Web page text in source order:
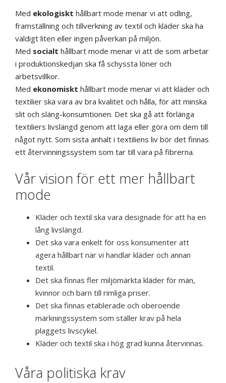
Med ekologiskt hållbart mode menar vi att odling,
framställning och tillverkning av textil och kläder ska ha
väldigt liten eller ingen påverkan på miljön.
Med socialt hållbart mode menar vi att de som arbetar
i produktionskedjan ska få schyssta löner och
arbetsvillkor.
Med ekonomiskt hållbart mode menar vi att kläder och
textilier ska vara av bra kvalitet och hålla, för att minska
slit och släng-konsumtionen. Det ska gå att förlänga
textiliers livslängd genom att laga eller göra om dem till
något nytt. Som sista anhalt i textiliens liv bör det finnas
ett återvinningssystem som tar till vara på fibrerna.
Vår vision för ett mer hållbart
mode
Kläder och textil ska vara designade för att ha en
lång livslängd.
Det ska vara enkelt för oss konsumenter att
agera hållbart när vi handlar kläder och annan
textil.
Det ska finnas fler miljömärkta kläder för män,
kvinnor och barn till rimliga priser.
Det ska finnas etablerade och oberoende
märkningssystem som ställer krav på hela
plaggets livscykel.
Kläder och textil ska i hög grad kunna återvinnas.
Våra politiska krav